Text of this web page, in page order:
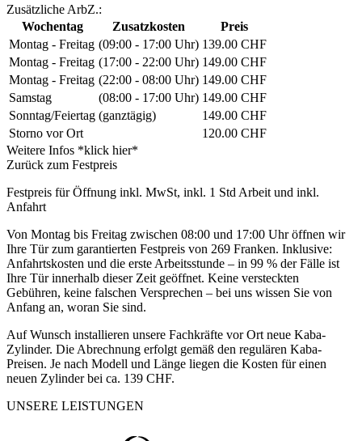
Zusätzliche ArbZ.:
Wochentag
Zusatzkosten
Preis
Montag - Freitag (09:00 - 17:00 Uhr) 139.00 CHF
Montag - Freitag (17:00 - 22:00 Uhr) 149.00 CHF
Montag - Freitag (22:00 - 08:00 Uhr) 149.00 CHF
Samstag
(08:00 - 17:00 Uhr) 149.00 CHF
Sonntag/Feiertag (ganztägig)
149.00 CHF
Storno vor Ort
120.00 CHF
Weitere Infos *klick hier*
Zurück zum Festpreis
Festpreis für Öffnung inkl. MwSt, inkl. 1 Std Arbeit und inkl.
Anfahrt
Von Montag bis Freitag zwischen 08:00 und 17:00 Uhr öffnen wir
Ihre Tür zum garantierten Festpreis von 269 Franken. Inklusive:
Anfahrtskosten und die erste Arbeitsstunde – in 99 % der Fälle ist
Ihre Tür innerhalb dieser Zeit geöffnet. Keine versteckten
Gebühren, keine falschen Versprechen – bei uns wissen Sie von
Anfang an, woran Sie sind.
Auf Wunsch installieren unsere Fachkräfte vor Ort neue Kaba-
Zylinder. Die Abrechnung erfolgt gemäß den regulären Kaba-
Preisen. Je nach Modell und Länge liegen die Kosten für einen
neuen Zylinder bei ca. 139 CHF.
UNSERE LEISTUNGEN